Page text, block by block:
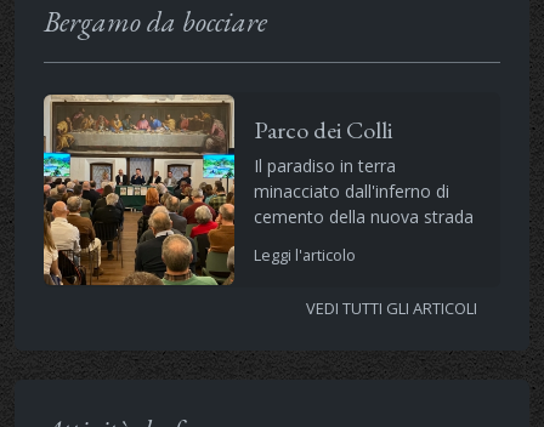
Bergamo da bocciare
Parco dei Colli
Il paradiso in terra
minacciato dall'inferno di
cemento della nuova strada
Leggi l'articolo
VEDI TUTTI GLI ARTICOLI